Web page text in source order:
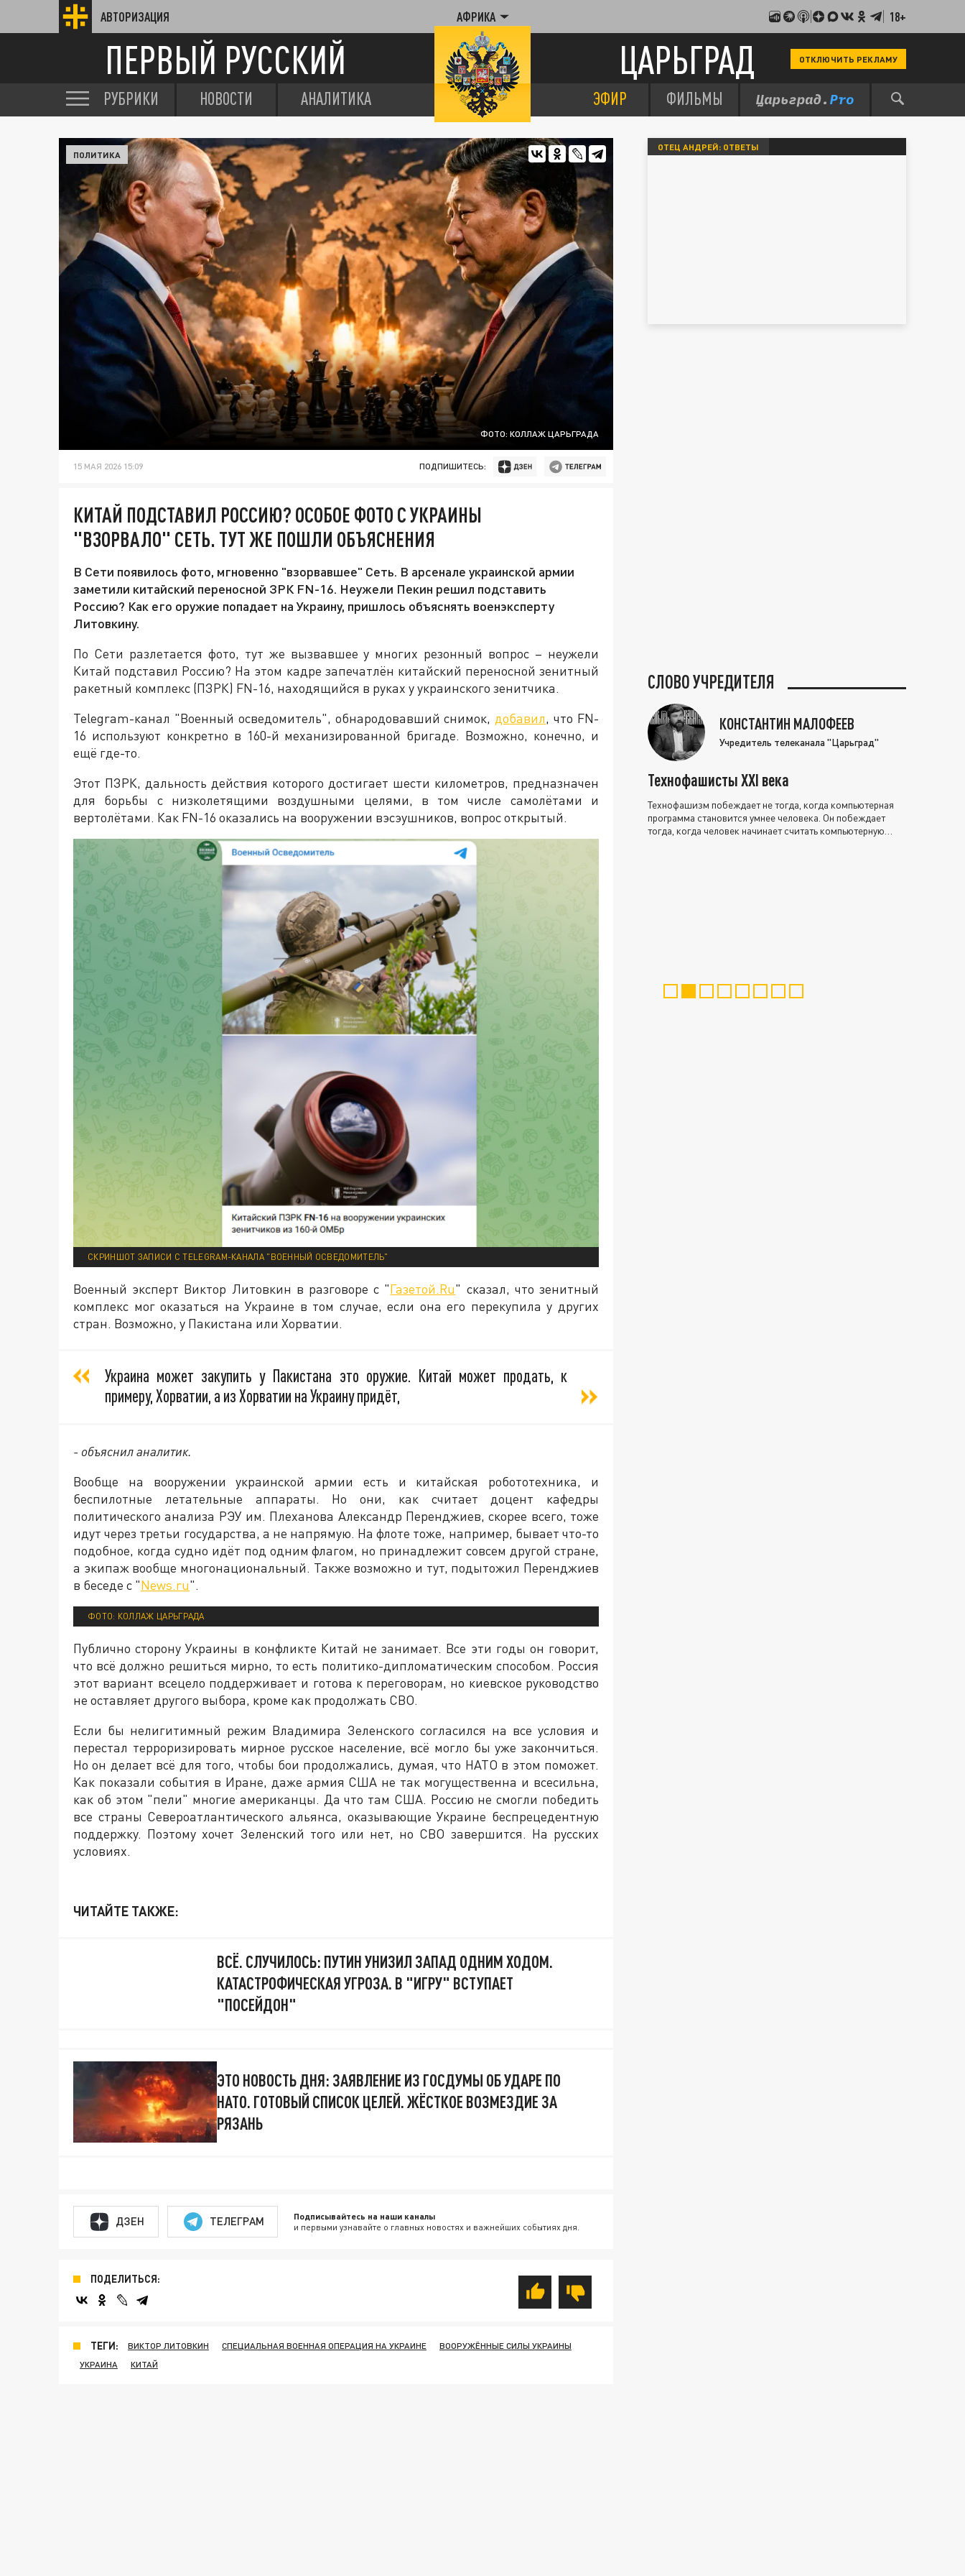
АВТОРИЗАЦИЯ АФРИКА 18+
ПЕРВЫЙ РУССКИЙ ЦАРЬГРАД ОТКЛЮЧИТЬ РЕКЛАМУ
РУБРИКИ НОВОСТИ АНАЛИТИКА ЭФИР ФИЛЬМЫ
ФОТО: КОЛЛАЖ ЦАРЬГРАДА
ПОЛИТИКА
15 МАЯ 2026 15:09 ПОДПИШИТЕСЬ:
КИТАЙ ПОДСТАВИЛ РОССИЮ? ОСОБОЕ ФОТО С УКРАИНЫ
"ВЗОРВАЛО" СЕТЬ. ТУТ ЖЕ ПОШЛИ ОБЪЯСНЕНИЯ
В Сети появилось фото, мгновенно "взорвавшее" Сеть. В арсенале украинской армии
заметили китайский переносной ЗРК FN-16. Неужели Пекин решил подставить
Россию? Как его оружие попадает на Украину, пришлось объяснять военэксперту
Литовкину.
По Сети разлетается фото, тут же вызвавшее у многих резонный вопрос – неужели
Китай подставил Россию? На этом кадре запечатлён китайский переносной зенитный
ракетный комплекс (ПЗРК) FN-16, находящийся в руках у украинского зенитчика.
Telegram-канал "Военный осведомитель", обнародовавший снимок, добавил, что FN-
16 используют конкретно в 160-й механизированной бригаде. Возможно, конечно, и
ещё где-то.
Этот ПЗРК, дальность действия которого достигает шести километров, предназначен
для борьбы с низколетящими воздушными целями, в том числе самолётами и
вертолётами. Как FN-16 оказались на вооружении вэсэушников, вопрос открытый.
СКРИНШОТ ЗАПИСИ С TELEGRAM-КАНАЛА "ВОЕННЫЙ ОСВЕДОМИТЕЛЬ"
Военный эксперт Виктор Литовкин в разговоре с "Газетой.Ru" сказал, что зенитный
комплекс мог оказаться на Украине в том случае, если она его перекупила у других
стран. Возможно, у Пакистана или Хорватии.
Украина может закупить у Пакистана это оружие. Китай может продать, к
примеру, Хорватии, а из Хорватии на Украину придёт,
- объяснил аналитик.
Вообще на вооружении украинской армии есть и китайская робототехника, и
беспилотные летательные аппараты. Но они, как считает доцент кафедры
политического анализа РЭУ им. Плеханова Александр Перенджиев, скорее всего, тоже
идут через третьи государства, а не напрямую. На флоте тоже, например, бывает что-то
подобное, когда судно идёт под одним флагом, но принадлежит совсем другой стране,
а экипаж вообще многонациональный. Также возможно и тут, подытожил Перенджиев
в беседе с "News.ru".
ФОТО: КОЛЛАЖ ЦАРЬГРАДА
Публично сторону Украины в конфликте Китай не занимает. Все эти годы он говорит,
что всё должно решиться мирно, то есть политико-дипломатическим способом. Россия
этот вариант всецело поддерживает и готова к переговорам, но киевское руководство
не оставляет другого выбора, кроме как продолжать СВО.
Если бы нелигитимный режим Владимира Зеленского согласился на все условия и
перестал терроризировать мирное русское население, всё могло бы уже закончиться.
Но он делает всё для того, чтобы бои продолжались, думая, что НАТО в этом поможет.
Как показали события в Иране, даже армия США не так могущественна и всесильна,
как об этом "пели" многие американцы. Да что там США. Россию не смогли победить
все страны Североатлантического альянса, оказывающие Украине беспрецедентную
поддержку. Поэтому хочет Зеленский того или нет, но СВО завершится. На русских
условиях.
ЧИТАЙТЕ ТАКЖЕ:
ВСЁ. СЛУЧИЛОСЬ: ПУТИН УНИЗИЛ ЗАПАД ОДНИМ ХОДОМ.
КАТАСТРОФИЧЕСКАЯ УГРОЗА. В "ИГРУ" ВСТУПАЕТ
"ПОСЕЙДОН"
ЭТО НОВОСТЬ ДНЯ: ЗАЯВЛЕНИЕ ИЗ ГОСДУМЫ ОБ УДАРЕ ПО
НАТО. ГОТОВЫЙ СПИСОК ЦЕЛЕЙ. ЖЁСТКОЕ ВОЗМЕЗДИЕ ЗА
РЯЗАНЬ
ДЗЕН ТЕЛЕГРАМ Подписывайтесь на наши каналы
и первыми узнавайте о главных новостях и важнейших событиях дня.
ПОДЕЛИТЬСЯ:
ТЕГИ: ВИКТОР ЛИТОВКИН СПЕЦИАЛЬНАЯ ВОЕННАЯ ОПЕРАЦИЯ НА УКРАИНЕ
ВООРУЖЁННЫЕ СИЛЫ УКРАИНЫ
УКРАИНА
КИТАЙ
ОТЕЦ АНДРЕЙ: ОТВЕТЫ
СЛОВО УЧРЕДИТЕЛЯ
КОНСТАНТИН МАЛОФЕЕВ
Учредитель телеканала "Царьград"
Технофашисты XXI века
Технофашизм побеждает не тогда, когда компьютерная
программа становится умнее человека. Он побеждает
тогда, когда человек начинает считать компьютерную